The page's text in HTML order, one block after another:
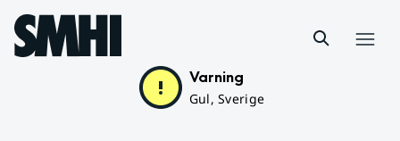
Hoppa till sidans innehåll
Varning
Gul, Sverige